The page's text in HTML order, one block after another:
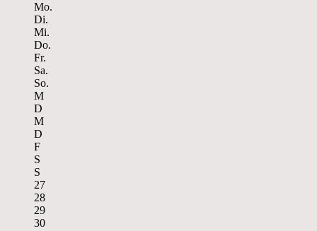
Mo.
Di.
Mi.
Do.
Fr.
Sa.
So.
M
D
M
D
F
S
S
27
28
29
30